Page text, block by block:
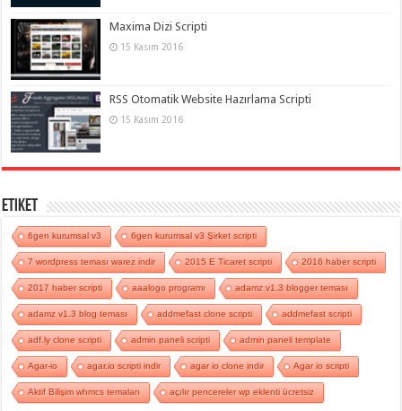
Maxima Dizi Scripti
15 Kasım 2016
RSS Otomatik Website Hazırlama Scripti
15 Kasım 2016
Etiket
6gen kurumsal v3 6gen kurumsal v3 Şirket scripti
7 wordpress teması warez indir 2015 E Ticaret scripti 2016 haber scripti
2017 haber scripti aaalogo programı adamz v1.3 blogger teması
adamz v1.3 blog teması addmefast clone scripti addmefast scripti
adf.ly clone scripti admin paneli scripti admin paneli template
Agar-io agar.io scripti indir agar io clone indir Agar io scripti
Aktif Bilişim whmcs temaları açılır pencereler wp eklenti ücretsiz